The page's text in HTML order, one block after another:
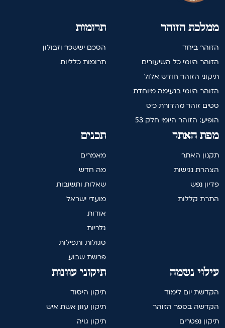
תרומות
הסכם יששכר וזבולון
תרומות כלליות
ממלכת הזוהר
הזוהר ביחד
הזוהר היומי כל השיעורים
תיקוני הזוהר חודש אלול
הזוהר היומי בנעימה מיוחדת
סטים זוהר מהדורת כיס
הופיע: הזוהר היומי חלק 53
תכנים
מאמרים
מה חדש
שאלות ותשובות
מועדי ישראל
אודות
גלריות
סגולות ותפילות
פרשת שבוע
מפת האתר
תקנון האתר
הצהרת נגישות
פדיון נפש
התרת קללות
תיקוני עוונות
תיקון היסוד
תיקון עוון אשת איש
תיקון גויה
עילוי נשמה
הקדשת יום לימוד
הקדשה בספר הזוהר
תיקון נפטרים